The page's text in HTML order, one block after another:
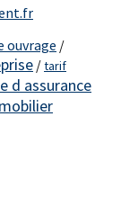
ouvrage /
/tarif
d assurance